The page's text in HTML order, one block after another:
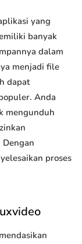
yang
banyak
dalam
menjadi file
dapat
Anda
mengunduh
proses